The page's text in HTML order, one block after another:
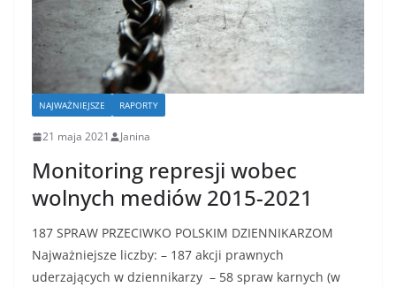
NAJWAŻNIEJSZE RAPORTY
21 maja 2021 Janina
Monitoring represji wobec
wolnych mediów 2015-2021
187 SPRAW PRZECIWKO POLSKIM DZIENNIKARZOM
Najważniejsze liczby: – 187 akcji prawnych
uderzających w dziennikarzy – 58 spraw karnych (w